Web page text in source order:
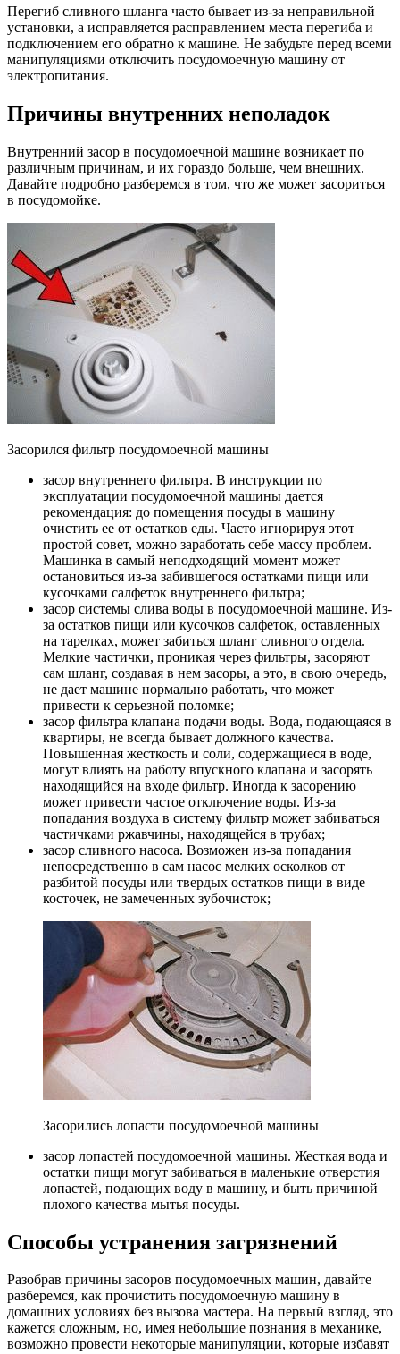
Перегиб сливного шланга часто бывает из-за неправильной
установки, а исправляется расправлением места перегиба и
подключением его обратно к машине. Не забудьте перед всеми
манипуляциями отключить посудомоечную машину от
электропитания.
Причины внутренних неполадок
Внутренний засор в посудомоечной машине возникает по
различным причинам, и их гораздо больше, чем внешних.
Давайте подробно разберемся в том, что же может засориться
в посудомойке.
Засорился фильтр посудомоечной машины
засор внутреннего фильтра. В инструкции по
эксплуатации посудомоечной машины дается
рекомендация: до помещения посуды в машину
очистить ее от остатков еды. Часто игнорируя этот
простой совет, можно заработать себе массу проблем.
Машинка в самый неподходящий момент может
остановиться из-за забившегося остатками пищи или
кусочками салфеток внутреннего фильтра;
засор системы слива воды в посудомоечной машине. Из-
за остатков пищи или кусочков салфеток, оставленных
на тарелках, может забиться шланг сливного отдела.
Мелкие частички, проникая через фильтры, засоряют
сам шланг, создавая в нем засоры, а это, в свою очередь,
не дает машине нормально работать, что может
привести к серьезной поломке;
засор фильтра клапана подачи воды. Вода, подающаяся в
квартиры, не всегда бывает должного качества.
Повышенная жесткость и соли, содержащиеся в воде,
могут влиять на работу впускного клапана и засорять
находящийся на входе фильтр. Иногда к засорению
может привести частое отключение воды. Из-за
попадания воздуха в систему фильтр может забиваться
частичками ржавчины, находящейся в трубах;
засор сливного насоса. Возможен из-за попадания
непосредственно в сам насос мелких осколков от
разбитой посуды или твердых остатков пищи в виде
косточек, не замеченных зубочисток;
Засорились лопасти посудомоечной машины
засор лопастей посудомоечной машины. Жесткая вода и
остатки пищи могут забиваться в маленькие отверстия
лопастей, подающих воду в машину, и быть причиной
плохого качества мытья посуды.
Способы устранения загрязнений
Разобрав причины засоров посудомоечных машин, давайте
разберемся, как прочистить посудомоечную машину в
домашних условиях без вызова мастера. На первый взгляд, это
кажется сложным, но, имея небольшие познания в механике,
возможно провести некоторые манипуляции, которые избавят